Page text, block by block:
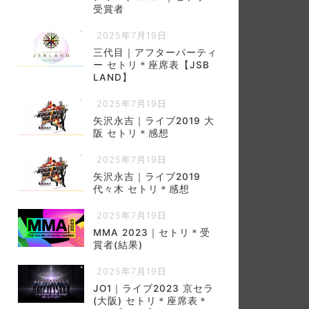
受賞者
2025年7月19日
三代目｜アフターパーティ
ー セトリ＊座席表【JSB
LAND】
2025年7月19日
矢沢永吉｜ライブ2019 大
阪 セトリ＊感想
2025年7月19日
矢沢永吉｜ライブ2019
代々木 セトリ＊感想
2025年7月19日
MMA 2023｜セトリ＊受
賞者(結果)
2025年7月19日
JO1｜ライブ2023 京セラ
(大阪) セトリ＊座席表＊